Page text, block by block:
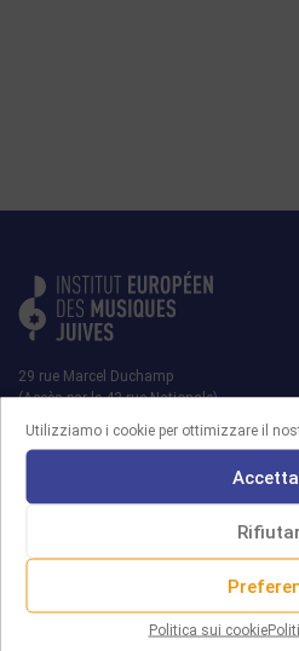
Utilizziamo i cookie per ottimizzare il
Politica sui cookie
29 rue Marcel Duchamp
(Accès par le 42 rue Nationale)
MRJ